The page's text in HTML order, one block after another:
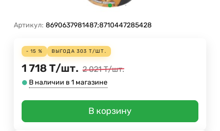
Артикул: 8690637981487;8710447285428
- 15 % ВЫГОДА 303 Т/ШТ.
1 718 Т/шт. 2 021 Т/шт.
В наличии в 1 магазине
В корзину